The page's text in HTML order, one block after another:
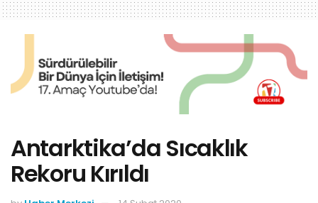
Antarktika’da Sıcaklık
Rekoru Kırıldı